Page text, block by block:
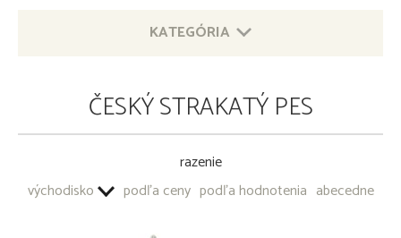
KATEGÓRIA
PRÍVESOK NA KĽÚČE - OBECNÝ KOV
ČESKÝ STRAKATÝ PES
razenie
východisko
podľa ceny podľa hodnotenia abecedne